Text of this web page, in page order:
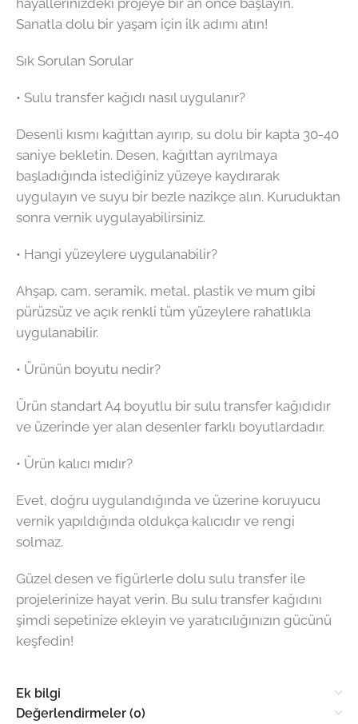
Sanatla dolu bir yaşam için ilk adımı atın!
Sık Sorulan Sorular
• Sulu transfer kağıdı nasıl uygulanır?
Desenli kısmı kağıttan ayırıp, su dolu bir kapta 30-40
saniye bekletin. Desen, kağıttan ayrılmaya
başladığında istediğiniz yüzeye kaydırarak
uygulayın ve suyu bir bezle nazikçe alın. Kuruduktan
sonra vernik uygulayabilirsiniz.
• Hangi yüzeylere uygulanabilir?
Ahşap, cam, seramik, metal, plastik ve mum gibi
pürüzsüz ve açık renkli tüm yüzeylere rahatlıkla
uygulanabilir.
• Ürünün boyutu nedir?
Ürün standart A4 boyutlu bir sulu transfer kağıdıdır
ve üzerinde yer alan desenler farklı boyutlardadır.
• Ürün kalıcı mıdır?
Evet, doğru uygulandığında ve üzerine koruyucu
vernik yapıldığında oldukça kalıcıdır ve rengi
solmaz.
Güzel desen ve figürlerle dolu sulu transfer ile
projelerinize hayat verin. Bu sulu transfer kağıdını
şimdi sepetinize ekleyin ve yaratıcılığınızın gücünü
keşfedin!
Ek bilgi
Değerlendirmeler (0)